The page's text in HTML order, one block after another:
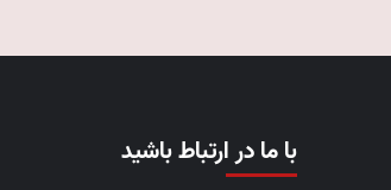
با ما در ارتباط باشید